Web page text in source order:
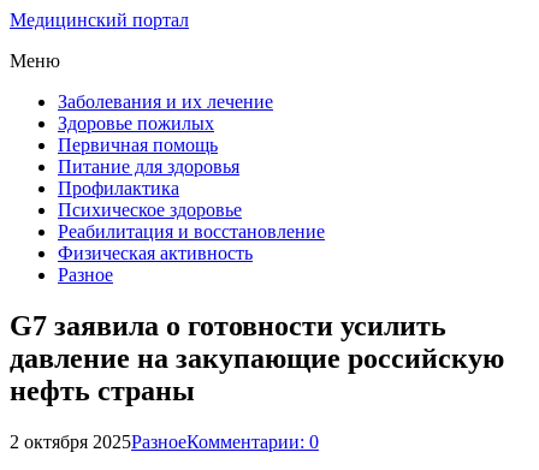
Медицинский портал
Меню
Заболевания и их лечение
Здоровье пожилых
Первичная помощь
Питание для здоровья
Профилактика
Психическое здоровье
Реабилитация и восстановление
Физическая активность
Разное
G7 заявила о готовности усилить
давление на закупающие российскую
нефть страны
2 октября 2025РазноеКомментарии: 0